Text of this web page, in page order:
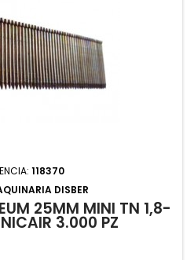
118370
DISBER
25MM MINI TN 1,8-
3.000 PZ